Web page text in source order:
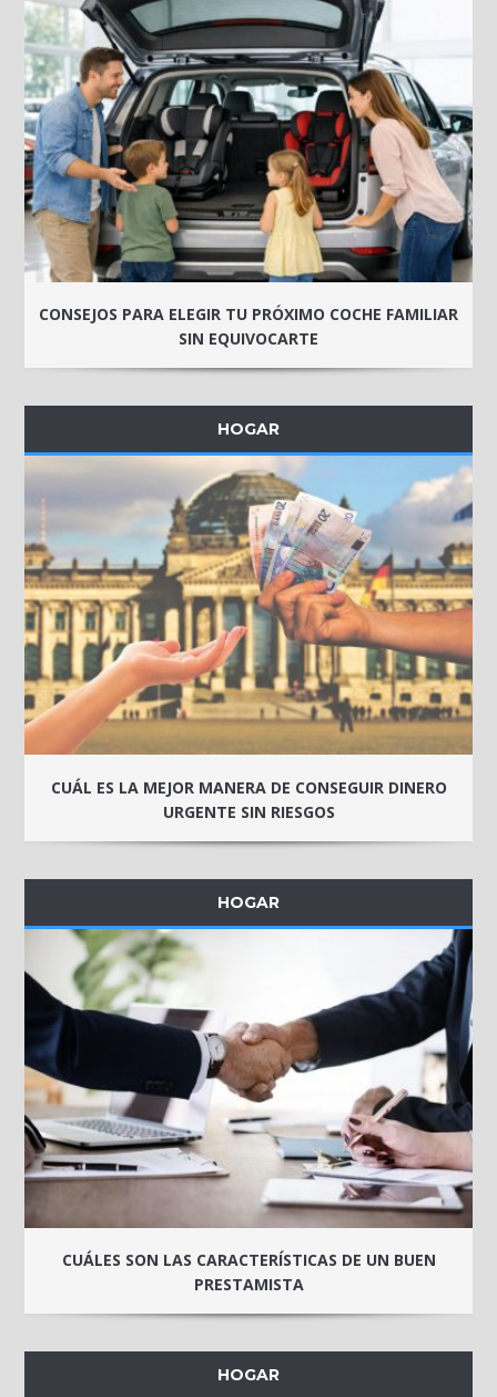
CONSEJOS PARA ELEGIR TU PRÓXIMO COCHE FAMILIAR
SIN EQUIVOCARTE
HOGAR
CUÁL ES LA MEJOR MANERA DE CONSEGUIR DINERO
URGENTE SIN RIESGOS
HOGAR
CUÁLES SON LAS CARACTERÍSTICAS DE UN BUEN
PRESTAMISTA
HOGAR